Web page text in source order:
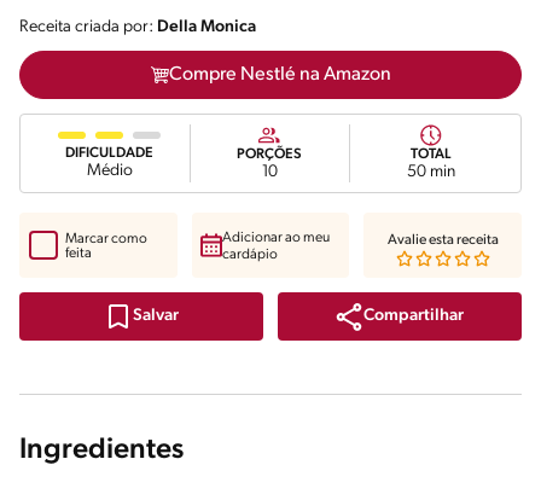
Receita criada por: Della Monica
Compre Nestlé na Amazon
DIFICULDADE
Médio
PORÇÕES
10
TOTAL
50 min
Salvar Compartilhar
Marcar como
feita
Adicionar ao meu
cardápio
Avalie esta receita
Ingredientes